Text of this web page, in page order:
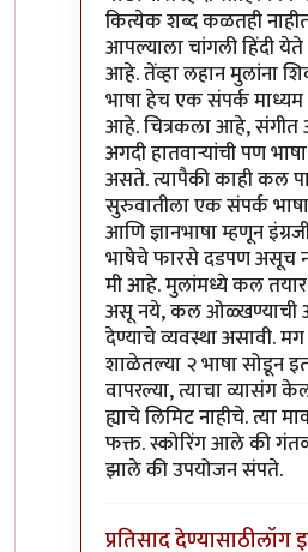
कित्येक शब्द कळतही
आपल्याला चांगली हिंदी
आहे. तेंव्हा लहान मुलांना
भाषा हेच एक संपर्क माध्यम
आहे. चित्रकला आहे,
अगदी हातवार्‍यांची पण
असते. त्यापैकी काही कल
सुरुवातीला एक संपर्क
आणि ज्ञानभाषा म्हणून
भाषेचे फारसे दडपण असूच
मी आहे. मुलांमध्ये कल तयार
असू नये, कल ओळ्खण्याची
देण्याचे व्यवस्था असावी.
शाळेतल्या २ भाषा सोडून
वापरल्या, त्याचा व्यासंग
ह्याचे लिमिट नाहीचे. त्या
फक्त. स्कोरिंग आले की
झाले की उपयोजन संपते.
प्रतिसाद देण्यासाठीलॉग